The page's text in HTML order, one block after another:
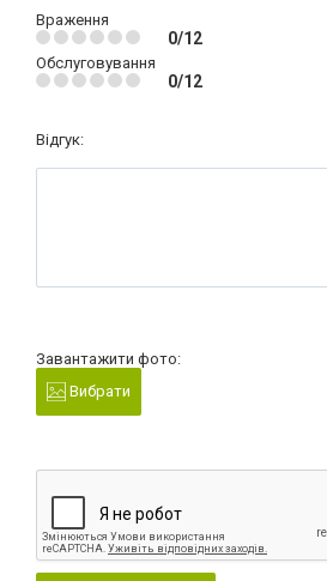
Враження
0/12
Обслуговування
0/12
Відгук:
Завантажити фото:
Вибрати